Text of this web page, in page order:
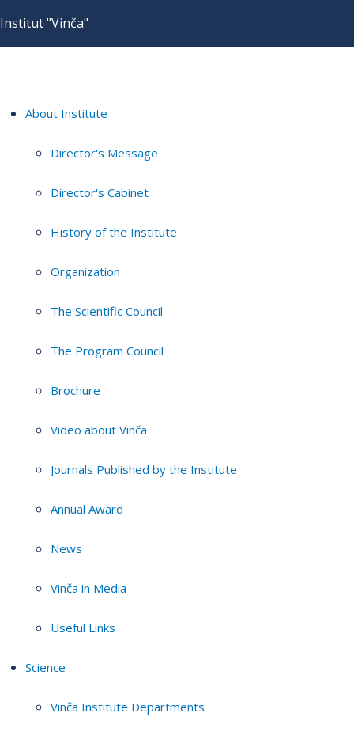
Institut "Vinča"
About Institute
Director's Message
Director's Cabinet
History of the Institute
Organization
The Scientific Council
The Program Council
Brochure
Video about Vinča
Journals Published by the Institute
Annual Award
News
Vinča in Media
Useful Links
Science
Vinča Institute Departments